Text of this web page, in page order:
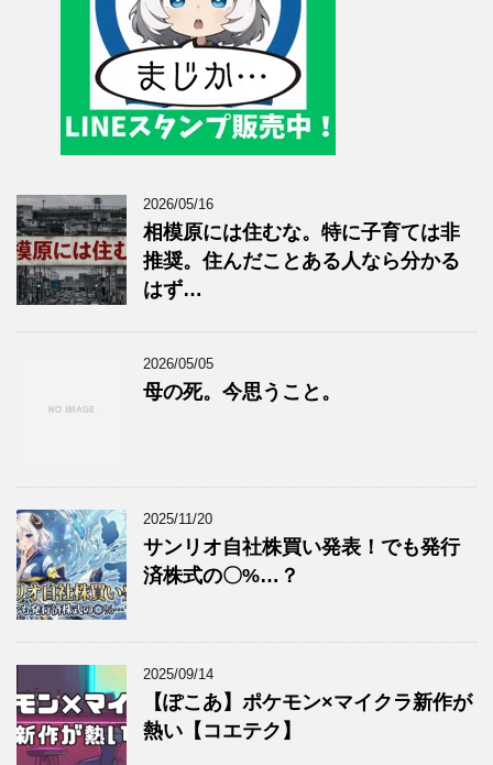
2026/05/16
相模原には住むな。特に子育ては非
推奨。住んだことある人なら分かる
はず…
2026/05/05
母の死。今思うこと。
2025/11/20
サンリオ自社株買い発表！でも発行
済株式の〇%…？
2025/09/14
【ぽこあ】ポケモン×マイクラ新作が
熱い【コエテク】